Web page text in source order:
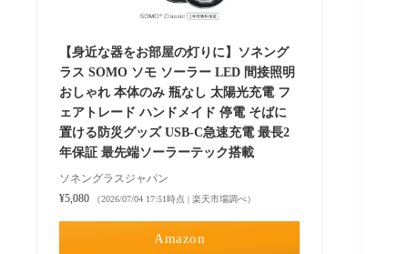
【身近な器をお部屋の灯りに】ソネング
ラス SOMO ソモ ソーラー LED 間接照明
おしゃれ 本体のみ 瓶なし 太陽光充電 フ
ェアトレード ハンドメイド 停電 そばに
置ける防災グッズ USB-C急速充電 最長2
年保証 最先端ソーラーテック搭載
ソネングラスジャパン
¥5,080
（2026/07/04 17:51時点 | 楽天市場調べ）
Amazon